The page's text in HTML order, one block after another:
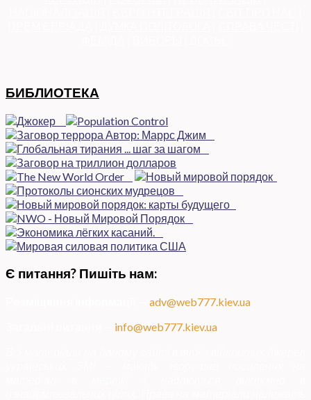
БИБЛИОТЕКА
Є питання? Пишіть нам:
adv@web777.kiev.ua
info@web777.kiev.ua